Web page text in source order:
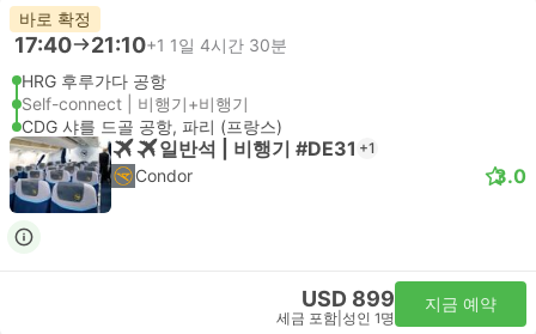
바로 확정
17:40 21:10+1 1일 4시간 30분
HRG 후루가다 공항
Self-connect | 비행기+비행기
CDG 샤를 드골 공항, 파리 (프랑스)
일반석 | 비행기 #DE31 +1
Condor 3.0
USD 899
세금 포함 성인 1명
지금 예약